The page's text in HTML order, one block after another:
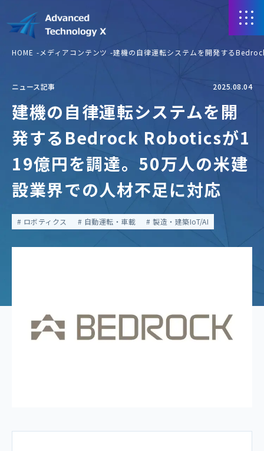
HOME メディアコンテンツ 建機の自律運転システムを開発する
ニュース記事 2025.08.04
建機の自律運転システムを開
発するBedrock Roboticsが1
19億円を調達。50万人の米建
設業界での人材不足に対応
ロボティクス 自動運転・車載 製造・建築IoT/AI